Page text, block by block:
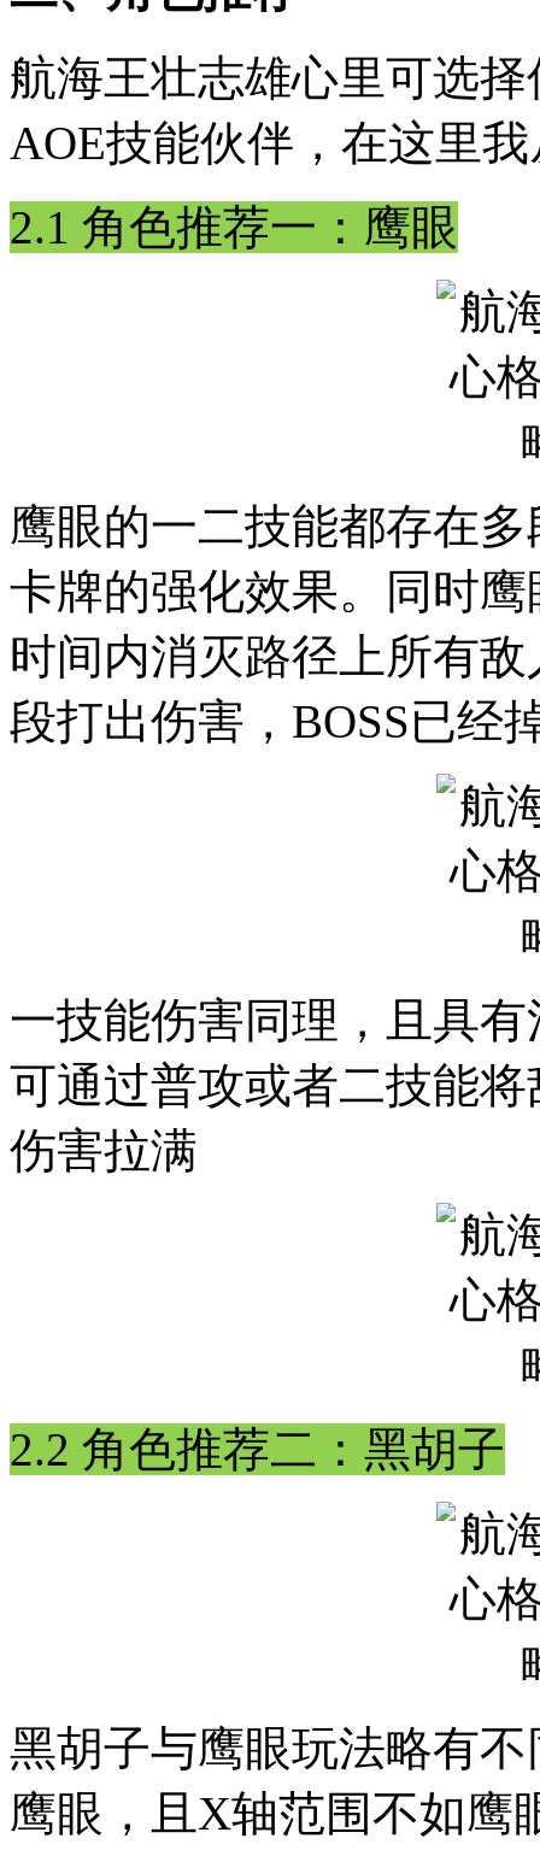
航海王壮志雄心里可选
AOE技能伙伴，在这里
2.1 角色推荐一：鹰眼
鹰眼的一二技能都存在
卡牌的强化效果。同时
时间内消灭路径上所有
段打出伤害，BOSS已经
一技能伤害同理，且具
可通过普攻或者二技能
伤害拉满
2.2 角色推荐二：黑胡子
黑胡子与鹰眼玩法略有
鹰眼，且X轴范围不如鹰